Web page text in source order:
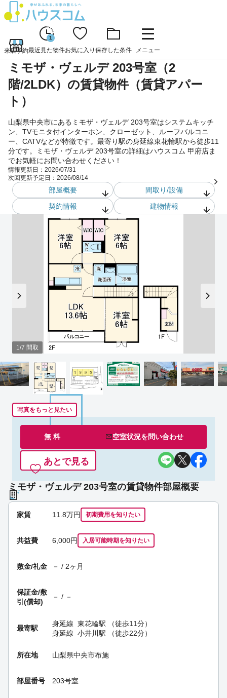
来店予約
1
最近見た物件お気に入り 保存した条件 メニュー
ミモザ・ヴェルデ 203号室（2
階/2LDK）の賃貸物件（賃貸アパー
ト）
山梨県中央市にあるミモザ・ヴェルデ 203号室はシステムキッチ
ン、TVモニタ付インターホン、クローゼット、ルーフバルコニ
ー、CATVなどが特徴です。最寄り駅の身延線東花輪駅から徒歩11
分です。ミモザ・ヴェルデ 203号室の詳細はハウスコム 甲府店ま
でお気軽にお問い合わせください！
情報更新日： 2026/07/31
次回更新予定日： 2026/08/14
部屋概要
間取り/設備
契約情報
建物情報
1/7 間取
写真をもっと見たい
無 料 空室状況を問い合わせ
あとで見る
ミモザ・ヴェルデ 203号室の賃貸物件部屋概要
家賃 11.8万円 初期費用を知りたい
共益費 6,000円 入居可能時期を知りたい
敷金/礼金 － / 2ヶ月
保証金/敷
引(償却)
－ / －
最寄駅
身延線 東花輪駅 （徒歩11分）
身延線 小井川駅 （徒歩22分）
所在地 山梨県中央市布施
部屋番号 203号室